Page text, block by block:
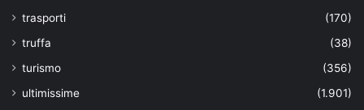
trasporti
(170)
truffa
(38)
turismo
(356)
ultimissime
(1.901)